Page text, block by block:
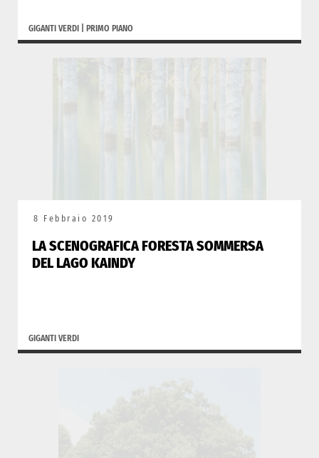
GIGANTI VERDI PRIMO PIANO
8 Febbraio 2019
LA SCENOGRAFICA FORESTA SOMMERSA
DEL LAGO KAINDY
GIGANTI VERDI